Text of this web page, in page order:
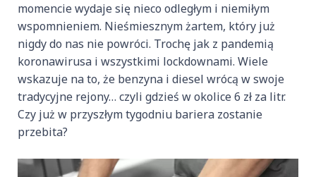
momencie wydaje się nieco odległym i niemiłym
wspomnieniem. Nieśmiesznym żartem, który już
nigdy do nas nie powróci. Trochę jak z pandemią
koronawirusa i wszystkimi lockdownami. Wiele
wskazuje na to, że benzyna i diesel wrócą w swoje
tradycyjne rejony… czyli gdzieś w okolice 6 zł za litr.
Czy już w przyszłym tygodniu bariera zostanie
przebita?